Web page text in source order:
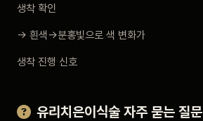
생착 확인
→ 흰색→분홍빛으로 색 변화가
생착 진행 신호
유리치은이식술 자주 묻는 질문